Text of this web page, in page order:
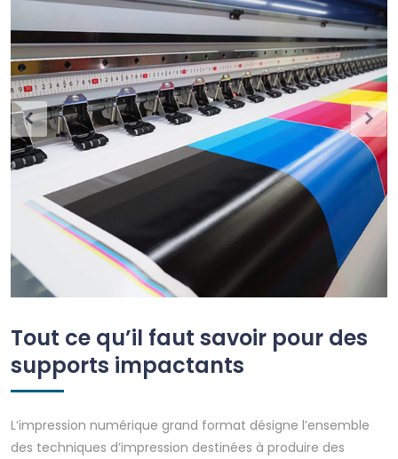
Tout ce qu’il faut savoir pour des
supports impactants
L’impression numérique grand format désigne l’ensemble
des techniques d’impression destinées à produire des